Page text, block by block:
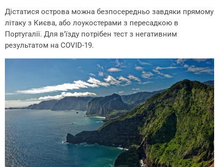
Дістатися острова можна безпосередньо завдяки прямому
літаку з Києва, або лоукостерами з пересадкою в
Португалії. Для в’їзду потрібен тест з негативним
результатом на COVID-19.